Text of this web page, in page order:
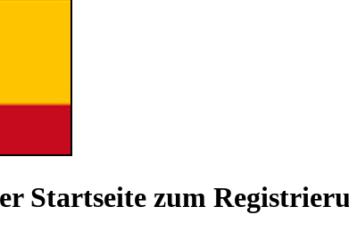
Startseite zum